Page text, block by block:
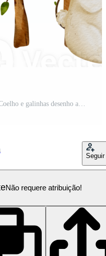
Seguir
Não requere atribuição!